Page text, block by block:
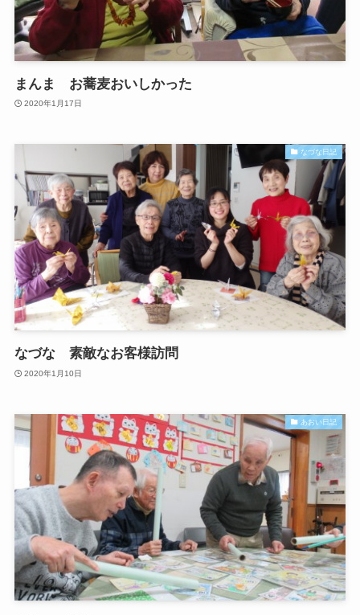
まんま お蕎麦おいしかった
2020年1月17日
なづな日記
なづな 素敵なお客様訪問
2020年1月10日
あおい日記